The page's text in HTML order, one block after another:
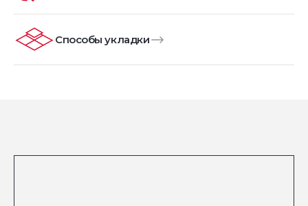
Способы укладки